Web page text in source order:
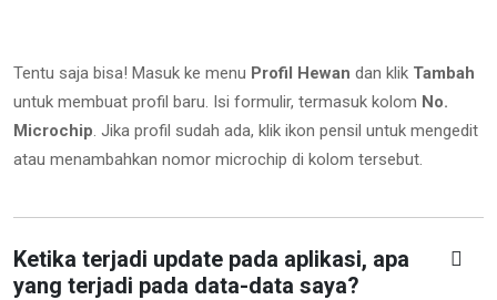
Tentu saja bisa! Masuk ke menu Profil Hewan dan klik Tambah
untuk membuat profil baru. Isi formulir, termasuk kolom No.
Microchip. Jika profil sudah ada, klik ikon pensil untuk mengedit
atau menambahkan nomor microchip di kolom tersebut.
Ketika terjadi update pada aplikasi, apa
yang terjadi pada data-data saya?